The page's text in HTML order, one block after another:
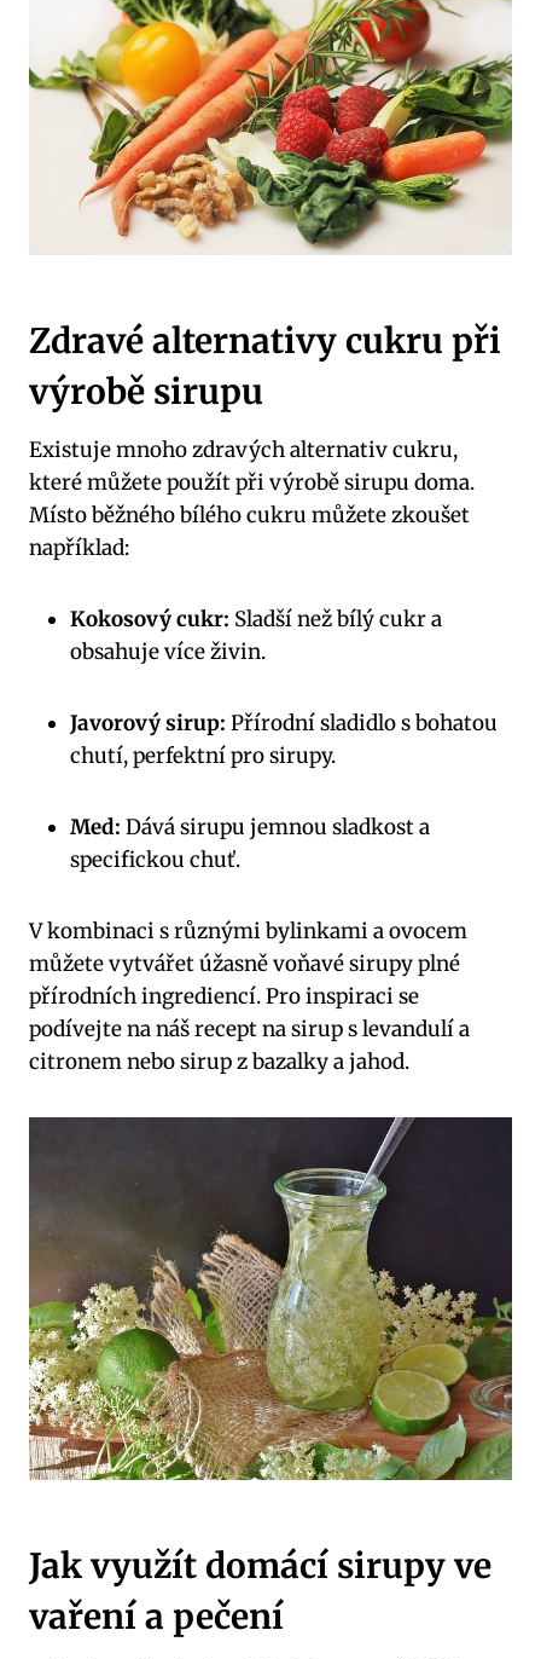
Zdravé alternativy cukru při
výrobě sirupu
Existuje mnoho zdravých alternativ cukru,
které můžete použít při výrobě sirupu doma.
Místo běžného bílého cukru můžete zkoušet
například:
Kokosový cukr: Sladší než bílý cukr a
obsahuje více živin.
Javorový sirup: Přírodní sladidlo s bohatou
chutí, perfektní pro sirupy.
Med: Dává sirupu jemnou sladkost a
specifickou chuť.
V kombinaci s různými bylinkami a ovocem
můžete vytvářet úžasně voňavé sirupy plné
přírodních ingrediencí. Pro inspiraci se
podívejte na náš recept na sirup s levandulí a
citronem nebo sirup z bazalky a jahod.
Jak využít domácí sirupy ve
vaření a pečení